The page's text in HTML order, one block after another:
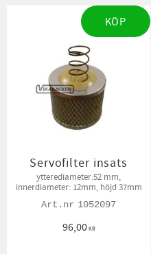
Servofilter insats
ytterediameter:52 mm,
innerdiameter: 12mm, höjd 37mm
1052097
96,00KR
KÖP